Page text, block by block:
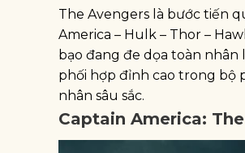
The Avengers là bước tiến
America – Hulk – Thor –
bạo đang đe dọa toàn nhân
phối hợp đỉnh cao trong bộ
nhân sâu sắc.
Captain America: